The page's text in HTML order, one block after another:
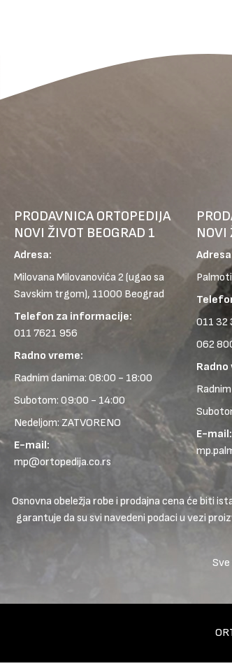
PRODAVNICA ORTOPEDIJA
NOVI ŽIVOT BEOGRAD 1
Adresa:
Milovana Milovanovića 2 (ugao sa
Savskim trgom), 11000 Beograd
Telefon za informacije:
011 7621 956
Radno vreme:
Radnim danima: 08:00 - 18:00
Subotom: 09:00 - 14:00
Nedeljom: ZATVORENO
E-mail:
mp@ortopedija.co.rs
NOVI
011 32
062
Radno
E-mail:
Osnovna obeležja robe i prodajna cena će biti
garantuje da su svi navedeni podaci u vezi
Sve